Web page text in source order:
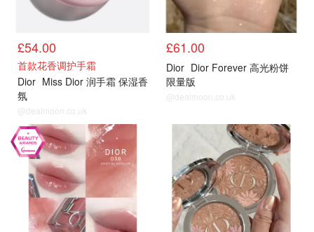
£54.00
首款花香调护手霜
Dior Miss Dior 润手霜 保湿香
氛
@dealmoon.co.uk
£61.00
Dior Dior Forever 高光粉饼
限量版
@dealmoon.co.uk
热卖